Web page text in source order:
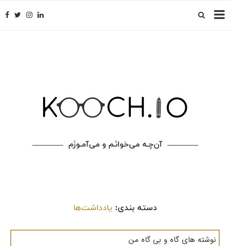
آن‌چـه می‌خوانَـم و می‌آمـوزَم
دسته بندی: یادداشت‌ها
نوشته های گاه و بی گاه من